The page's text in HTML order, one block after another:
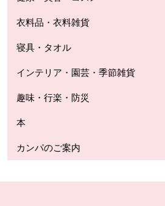
衣料品・衣料雑貨
寝具・タオル
インテリア・園芸・季節雑貨
趣味・行楽・防災
本
カンパのご案内